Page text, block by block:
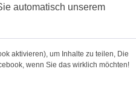
automatisch unserem
aktivieren), um Inhalte zu teilen, Die
wenn Sie das wirklich möchten!